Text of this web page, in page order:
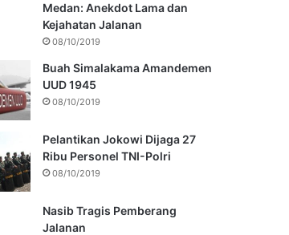
Medan: Anekdot Lama dan
Kejahatan Jalanan
08/10/2019
Buah Simalakama Amandemen
UUD 1945
08/10/2019
Pelantikan Jokowi Dijaga 27
Ribu Personel TNI-Polri
08/10/2019
Nasib Tragis Pemberang
Jalanan